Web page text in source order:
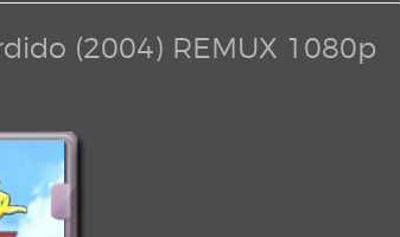
(2004) REMUX 1080p